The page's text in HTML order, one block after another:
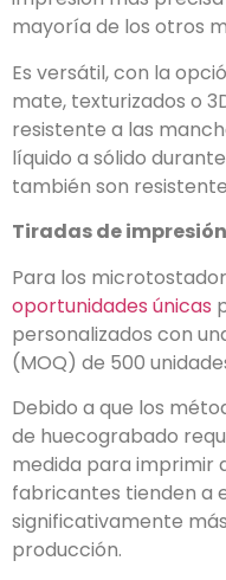
mayoría de los otros
Es versátil, con la
mate, texturizados o
resistente a las
líquido a sólido
también son
Tiradas de
Para los
oportunidades únicas
personalizados con
(MOQ) de 500
Debido a que los
de huecograbado
medida para imprimir
fabricantes tienden a
significativamente
producción.